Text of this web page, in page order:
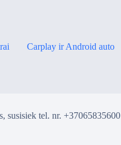
Carplay ir Android auto
susisiek tel. nr. +37065835600